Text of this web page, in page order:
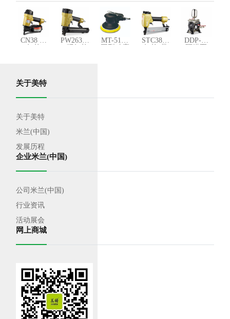
CN38 卷
PW2638-
MT-5105
STC38钢
DDP-10
关于美特
关于美特
米兰(中国)
发展历程
企业米兰(中国)
公司米兰(中国)
行业资讯
活动展会
网上商城